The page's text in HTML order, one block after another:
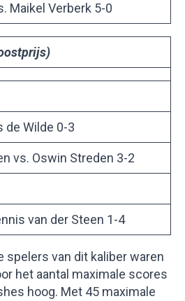
Maikel Verberk 5-0
de Wilde 0-3
vs. Oswin Streden 3-2
van der Steen 1-4
spelers van dit kaliber waren
het aantal maximale scores
hoog. Met 45 maximale